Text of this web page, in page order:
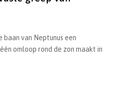
baan van Neptunus een
omloop rond de zon maakt in